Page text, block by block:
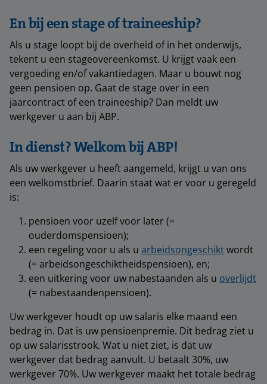
En bij een stage of traineeship?
Als u stage loopt bij de overheid of in het onderwijs,
tekent u een stageovereenkomst. U krijgt vaak een
vergoeding en/of vakantiedagen. Maar u bouwt nog
geen pensioen op. Gaat de stage over in een
jaarcontract of een traineeship? Dan meldt uw
werkgever u aan bij ABP.
In dienst? Welkom bij ABP!
Als uw werkgever u heeft aangemeld, krijgt u van ons
een welkomstbrief. Daarin staat wat er voor u geregeld
is:
pensioen voor uzelf voor later (=
ouderdomspensioen);
een regeling voor u als u arbeidsongeschiktwordt
(= arbeidsongeschiktheidspensioen), en;
een uitkering voor uw nabestaanden als u overlijdt
(= nabestaandenpensioen).
Uw werkgever houdt op uw salaris elke maand een
bedrag in. Dat is uw pensioenpremie. Dit bedrag ziet u
op uw salarisstrook. Wat u niet ziet, is dat uw
werkgever dat bedrag aanvult. U betaalt 30%, uw
werkgever 70%. Uw werkgever maakt het totale bedrag